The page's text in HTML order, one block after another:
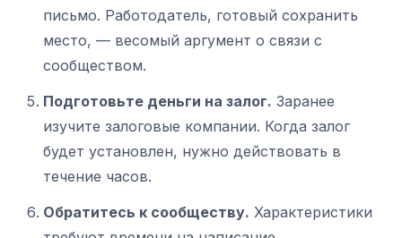
письмо. Работодатель, готовый сохранить
место, — весомый аргумент о связи с
сообществом.
Подготовьте деньги на залог. Заранее
изучите залоговые компании. Когда залог
будет установлен, нужно действовать в
течение часов.
Обратитесь к сообществу. Характеристики